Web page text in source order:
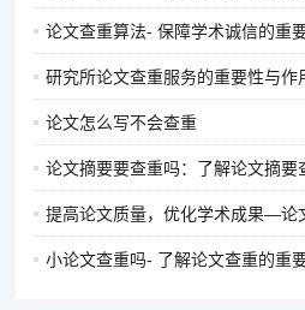
论文查重算法- 保障学术诚信的重
研究所论文查重服务的重要性与作
论文怎么写不会查重
论文摘要要查重吗：了解论文摘要
提高论文质量，优化学术成果—论
小论文查重吗- 了解论文查重的重